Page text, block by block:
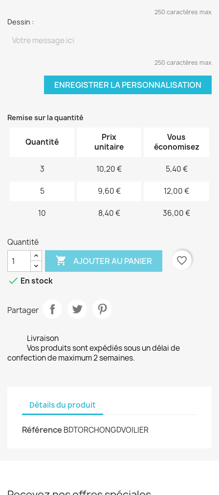
250 caractères max
Dessin :
250 caractères max
ENREGISTRER LA PERSONNALISATION
Remise sur la quantité
Quantité
Prix
unitaire
Vous
économisez
3 10,20 € 5,40 €
5 9,60 € 12,00 €
10 8,40 € 36,00 €
Quantité
 AJOUTER AU PANIER
favorite_border
 En stock
Partager
Livraison
Vos produits sont expédiés sous un délai de
confection de maximum 2 semaines.
Détails du produit
Référence BDTORCHONGDVOILIER